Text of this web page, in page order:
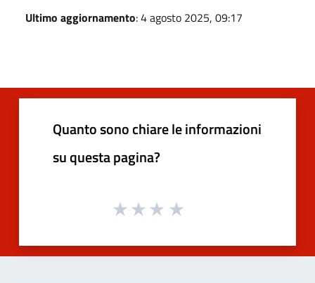
Ultimo aggiornamento: 4 agosto 2025, 09:17
Quanto sono chiare le informazioni
su questa pagina?